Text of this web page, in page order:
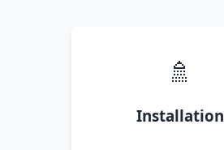
🚿
Installation